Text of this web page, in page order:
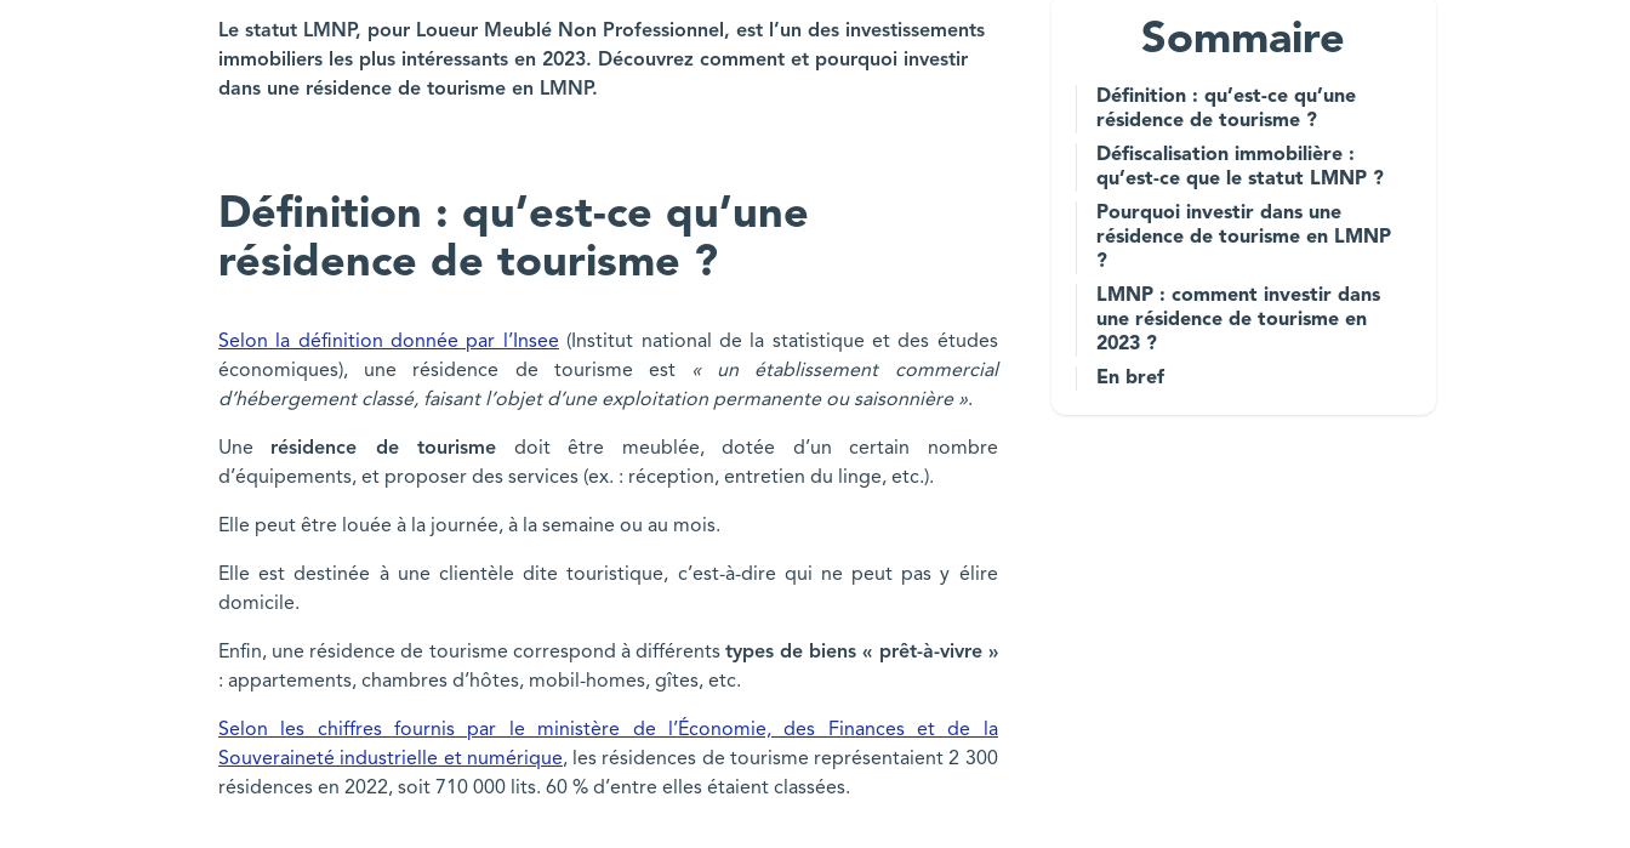
Sommaire
Définition : qu’est-ce qu’une
résidence de tourisme ?
Défiscalisation immobilière :
qu’est-ce que le statut LMNP ?
Pourquoi investir dans une
résidence de tourisme en LMNP
?
LMNP : comment investir dans
une résidence de tourisme en
2023 ?
En bref
Le statut LMNP, pour Loueur Meublé Non Professionnel, est l’un des investissements
immobiliers les plus intéressants en 2023. Découvrez comment et pourquoi investir
dans une résidence de tourisme en LMNP.
Définition : qu’est-ce qu’une
résidence de tourisme ?
Selon la définition donnée par l’Insee (Institut national de la statistique et des études
économiques), une résidence de tourisme est
« un établissement commercial
d’hébergement classé, faisant l’objet d’une exploitation permanente ou saisonnière ».
Une résidence de tourisme doit être meublée, dotée d’un certain nombre
d’équipements, et proposer des services (ex. : réception, entretien du linge, etc.).
Elle peut être louée à la journée, à la semaine ou au mois.
Elle est destinée à une clientèle dite touristique, c’est-à-dire qui ne peut pas y élire
domicile.
Enfin, une résidence de tourisme correspond à différentstypes de biens « prêt-à-vivre »
: appartements, chambres d’hôtes, mobil-homes, gîtes, etc.
Selon les chiffres fournis par le ministère de l’Économie, des Finances et de la
Souveraineté industrielle et numérique, les résidences de tourisme représentaient 2 300
résidences en 2022, soit 710 000 lits. 60 % d’entre elles étaient classées.